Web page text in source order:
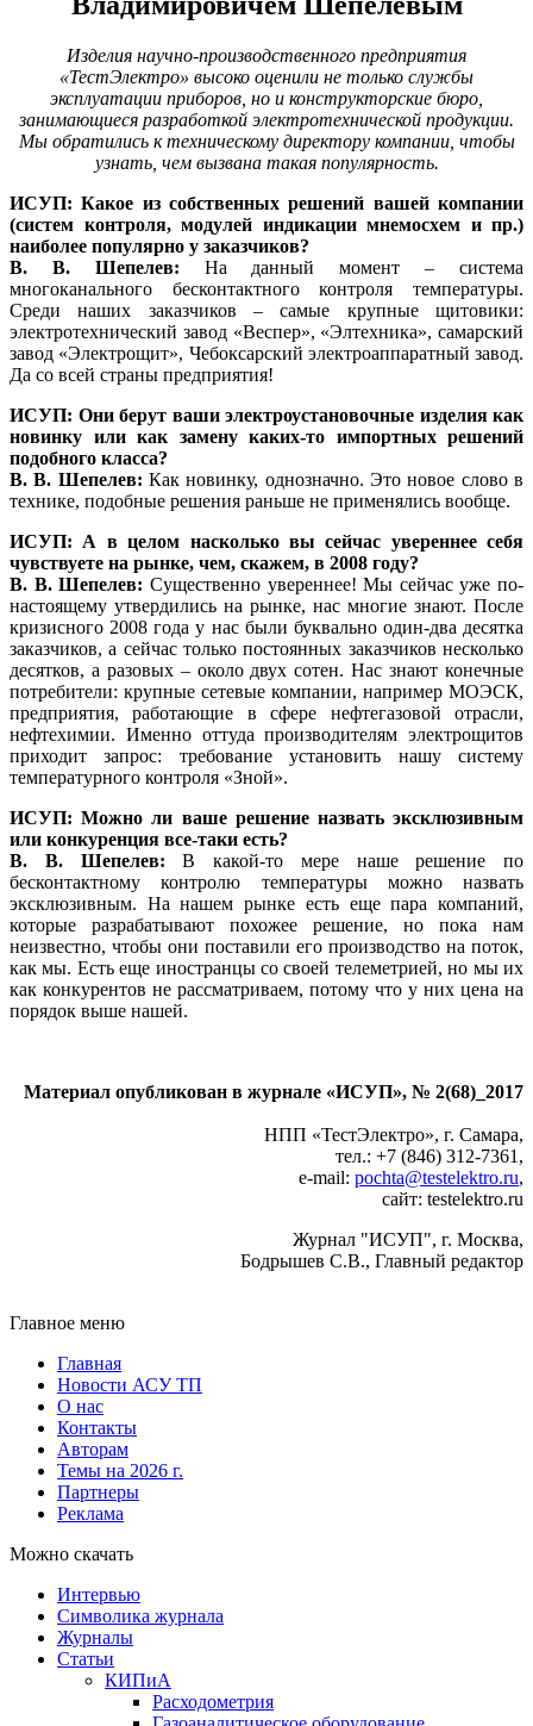
Изделия научно-производственного предприятия
«ТестЭлектро» высоко оценили не только службы
эксплуатации приборов, но и конструкторские бюро,
занимающиеся разработкой электротехнической продукции.
Мы обратились к техническому директору компании, чтобы
узнать, чем вызвана такая популярность.
ИСУП: Какое из собственных решений вашей компании
(систем контроля, модулей индикации мнемосхем и пр.)
наиболее популярно у заказчиков?
В. В. Шепелев: На данный момент – система
многоканального бесконтактного контроля температуры.
Среди наших заказчиков – самые крупные щитовики:
электротехнический завод «Веспер», «Элтехника», самарский
завод «Электрощит», Чебоксарский электроаппаратный завод.
Да со всей страны предприятия!
ИСУП: Они берут ваши электроустановочные изделия как
новинку или как замену каких-то импортных решений
подобного класса?
В. В. Шепелев: Как новинку, однозначно. Это новое слово в
технике, подобные решения раньше не применялись вообще.
ИСУП: А в целом насколько вы сейчас увереннее себя
чувствуете на рынке, чем, скажем, в 2008 году?
В. В. Шепелев: Существенно увереннее! Мы сейчас уже по-
настоящему утвердились на рынке, нас многие знают. После
кризисного 2008 года у нас были буквально один-два десятка
заказчиков, а сейчас только постоянных заказчиков несколько
десятков, а разовых – около двух сотен. Нас знают конечные
потребители: крупные сетевые компании, например МОЭСК,
предприятия, работающие в сфере нефтегазовой отрасли,
нефтехимии. Именно оттуда производителям электрощитов
приходит запрос: требование установить нашу систему
температурного контроля «Зной».
ИСУП: Можно ли ваше решение назвать эксклюзивным
или конкуренция все-таки есть?
В. В. Шепелев: В какой-то мере наше решение по
бесконтактному контролю температуры можно назвать
эксклюзивным. На нашем рынке есть еще пара компаний,
которые разрабатывают похожее решение, но пока нам
неизвестно, чтобы они поставили его производство на поток,
как мы. Есть еще иностранцы со своей телеметрией, но мы их
как конкурентов не рассматриваем, потому что у них цена на
порядок выше нашей.
Материал опубликован в журнале «ИСУП», № 2(68)_2017
НПП «ТестЭлектро», г. Самара,
тел.: +7 (846) 312-7361,
e‑mail: pochta@testelektro.ru,
сайт: testelektro.ru
Журнал "ИСУП", г. Москва,
Бодрышев С.В., Главный редактор
Главное меню
Главная
Новости АСУ ТП
О нас
Контакты
Авторам
Темы на 2026 г.
Партнеры
Реклама
Можно скачать
Интервью
Символика журнала
Журналы
Статьи
КИПиА
Расходометрия